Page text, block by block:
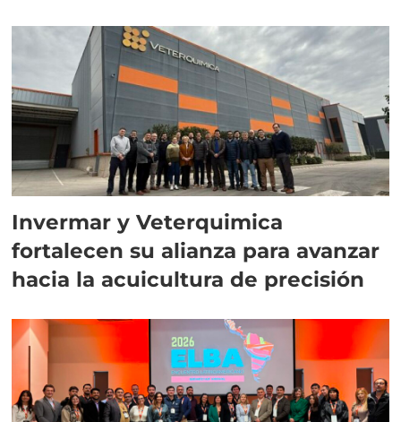
Invermar y Veterquimica
fortalecen su alianza para avanzar
hacia la acuicultura de precisión